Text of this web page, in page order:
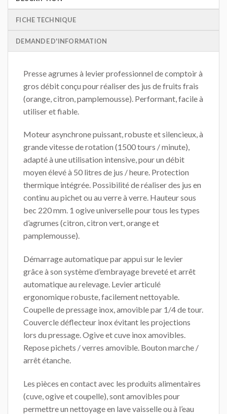
FICHE TECHNIQUE
DEMANDE D'INFORMATION
Presse agrumes à levier professionnel de comptoir à
gros débit conçu pour réaliser des jus de fruits frais
(orange, citron, pamplemousse). Performant, facile à
utiliser et fiable.
Moteur asynchrone puissant, robuste et silencieux, à
grande vitesse de rotation (1500 tours / minute),
adapté à une utilisation intensive, pour un débit
moyen élevé à 50 litres de jus / heure. Protection
thermique intégrée. Possibilité de réaliser des jus en
continu au pichet ou au verre à verre. Hauteur sous
bec 220 mm. 1 ogive universelle pour tous les types
d’agrumes (citron, citron vert, orange et
pamplemousse).
Démarrage automatique par appui sur le levier
grâce à son système d’embrayage breveté et arrêt
automatique au relevage. Levier articulé
ergonomique robuste, facilement nettoyable.
Coupelle de pressage inox, amovible par 1/4 de tour.
Couvercle déflecteur inox évitant les projections
lors du pressage. Ogive et cuve inox amovibles.
Repose pichets / verres amovible. Bouton marche /
arrêt étanche.
Les pièces en contact avec les produits alimentaires
(cuve, ogive et coupelle), sont amovibles pour
permettre un nettoyage en lave vaisselle ou à l’eau